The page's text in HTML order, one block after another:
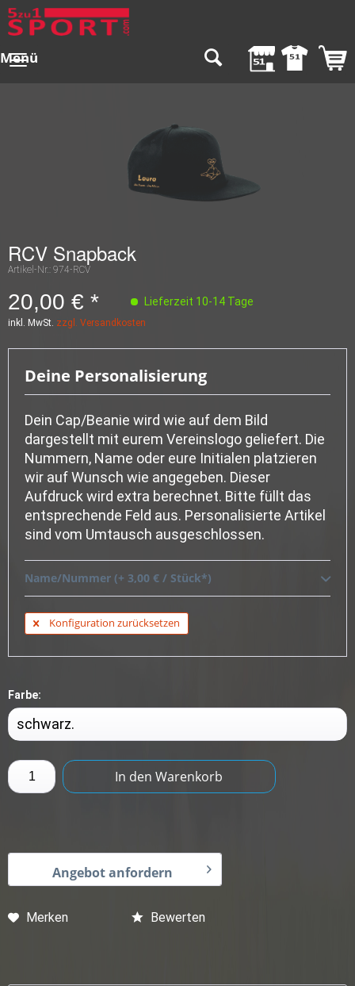
Menü
RCV Snapback
Artikel-Nr.: 974-RCV
20,00 € * Lieferzeit 10-14 Tage
inkl. MwSt. zzgl. Versandkosten
Deine Personalisierung
Dein Cap/Beanie wird wie auf dem Bild
dargestellt mit eurem Vereinslogo geliefert. Die
Nummern, Name oder eure Initialen platzieren
wir auf Wunsch wie angegeben. Dieser
Aufdruck wird extra berechnet. Bitte füllt das
entsprechende Feld aus. Personalisierte Artikel
sind vom Umtausch ausgeschlossen.
Name/Nummer (+ 3,00 € / Stück*)
Konfiguration zurücksetzen
Farbe:
In den Warenkorb
Angebot anfordern
Merken Bewerten